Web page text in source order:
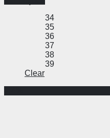
34
35
36
37
38
39
Clear